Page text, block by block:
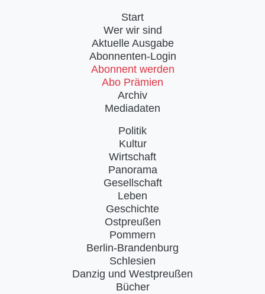
Start
Wer wir sind
Aktuelle Ausgabe
Abonnenten-Login
Abonnent werden
Abo Prämien
Archiv
Mediadaten
Politik
Kultur
Wirtschaft
Panorama
Gesellschaft
Leben
Geschichte
Ostpreußen
Pommern
Berlin-Brandenburg
Schlesien
Danzig und Westpreußen
Bücher